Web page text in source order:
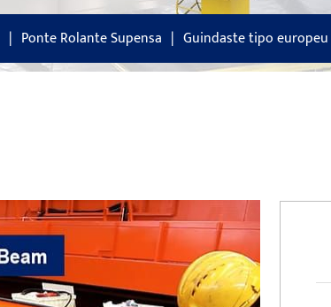
Ponte Rolante Supensa Guindaste tipo europeu